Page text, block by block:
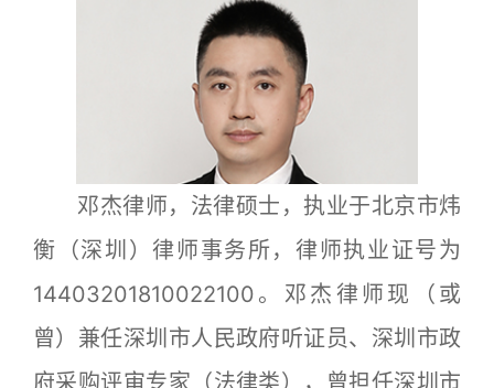
邓杰律师，法律硕士，执业于北京市炜
衡（深圳）律师事务所，律师执业证号为
14403201810022100。邓杰律师现（或
曾）兼任深圳市人民政府听证员、深圳市政
府采购评审专家（法律类），曾担任深圳市